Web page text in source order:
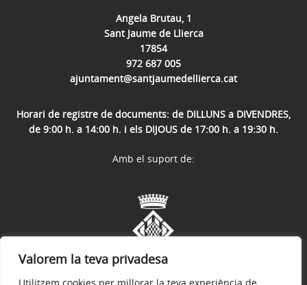
Valorem la teva privadesa
Angela Brutau, 1
Sant Jaume de Llierca
17854
972 687 005
ajuntament@santjaumedellierca.cat
Horari de registre de documents: de DILLUNS a DIVENDRES,
de 9:00 h. a 14:00 h. i els DIJOUS de 17:00 h. a 19:30 h.
Amb el suport de: